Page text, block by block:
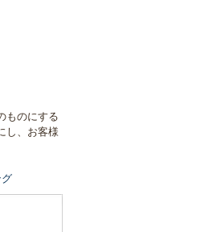
ものにする
し、お客様